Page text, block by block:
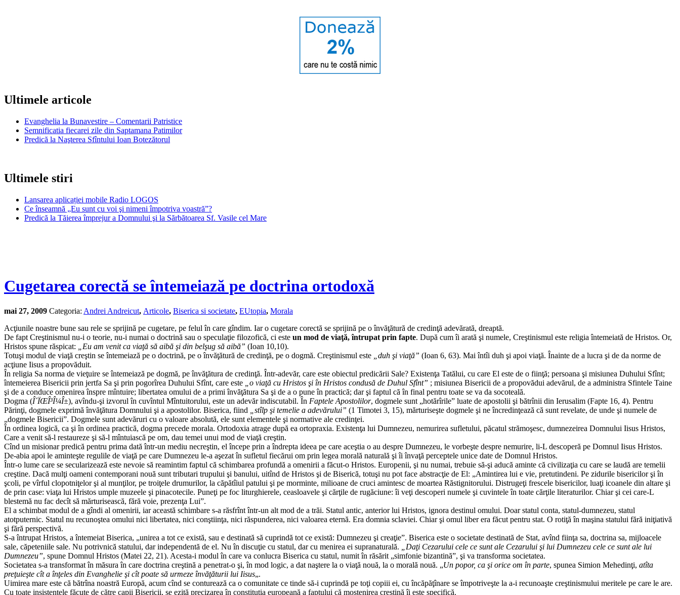
Ultimele articole
Evanghelia la Bunavestire – Comentarii Patristice
Semnificatia fiecarei zile din Saptamana Patimilor
Predică la Naşterea Sfîntului Ioan Botezătorul
Ultimele stiri
Lansarea aplicației mobile Radio LOGOS
Ce înseamnă „Eu sunt cu voi şi nimeni împotriva voastră”?
Predică la Tăierea împrejur a Domnului şi la Sărbătoarea Sf. Vasile cel Mare
Cugetarea corectă se întemeiază pe doctrina ortodoxă
mai 27, 2009 Categoria: Andrei Andreicut, Articole, Biserica si societate, EUtopia, Morala
Acţiunile noastre bune sau rele se sprijină pe cugetare, pe felul în care gîndim. Iar o cugetare corectă se sprijină pe o învăţătură de credinţă adevărată, dreaptă.
De fapt Creştinismul nu-i o teorie, nu-i numai o doctrină sau o speculaţie filozofică, ci este un mod de viaţă, întrupat prin fapte. După cum îi arată şi numele, Creştinismul este religia întemeiată de Hristos. Or,
Hristos spune răspicat:
„Eu am venit ca viaţă să aibă şi din belşug să aibă” (Ioan 10,10).
Totuşi modul de viaţă creştin se întemeiază pe o doctrină, pe o învăţătură de credinţă, pe o dogmă. Creştinismul este
„duh şi viaţă” (Ioan 6, 63). Mai întîi duh şi apoi viaţă. Înainte de a lucra şi de da norme de
acţiune Iisus a propovăduit.
În religia Sa norma de vieţuire se întemeiază pe dogmă, pe învăţătura de credinţă. Într-adevăr, care este obiectul predicării Sale? Existenţa Tatălui, cu care El este de o fiinţă; persoana şi misiunea Duhului Sfînt;
întemeierea Bisericii prin jertfa Sa şi prin pogorîrea Duhului Sfînt, care este
„o viaţă cu Hristos şi în Hristos condusă de Duhul Sfînt” ; misiunea Bisericii de a propovădui adevărul, de a administra Sfintele Taine
şi de a conduce omenirea înspre mîntuire; libertatea omului de a primi învăţătura Sa şi de a o pune în practică; dar şi faptul că în final pentru toate se va da socoteală.
Dogma (Î´ÏŒÎ³Î¼Î±), avîndu-şi izvorul în cuvîntul Mîntuitorului, este un adevăr indiscutabil. În Faptele Apostolilor, dogmele sunt „hotărîrile” luate de apostolii şi bătrînii din Ierusalim (Fapte 16, 4). Pentru
Părinţi, dogmele exprimă învăţătura Domnului şi a apostolilor. Biserica, fiind
„stîlp şi temelie a adevărului” (1 Timotei 3, 15), mărturiseşte dogmele şi ne încredinţează că sunt revelate, de unde şi numele de
„dogmele Bisericii”. Dogmele sunt adevăruri cu o valoare absolută, ele sunt elementele şi normative ale credinţei.
În ordinea logică, ca şi în ordinea practică, dogma precede morala. Ortodoxia atrage după ea ortopraxia. Existenţa lui Dumnezeu, nemurirea sufletului, păcatul strămoşesc, dumnezeirea Domnului Iisus Hristos,
Care a venit să-l restaureze şi să-l mîntuiască pe om, dau temei unui mod de viaţă creştin.
Cînd un misionar predică pentru prima dată într-un mediu necreştin, el începe prin a îndrepta ideea pe care aceştia o au despre Dumnezeu, le vorbeşte despre nemurire, li-L descoperă pe Domnul Iisus Hristos.
De-abia apoi le aminteşte regulile de viaţă pe care Dumnezeu le-a aşezat în sufletul fiecărui om prin legea morală naturală şi îi învaţă perceptele unice date de Domnul Hristos.
Într-o lume care se secularizează este nevoie să reamintim faptul că schimbarea profundă a omenirii a făcut-o Hristos. Europenii, şi nu numai, trebuie să-şi aducă aminte că civilizaţia cu care se laudă are temelii
creştine. Dacă mulţi oameni contemporani nouă sunt tributari trupului şi banului, uitînd de Hristos şi de Biserică, totuşi nu pot face abstracţie de El: „Amintirea lui e vie, pretutindeni. Pe zidurile bisericilor şi în
şcoli, pe vîrful clopotniţelor şi al munţilor, pe troiţele drumurilor, la căpătîiul patului şi pe morminte, milioane de cruci amintesc de moartea Răstignitorului. Distrugeţi frescele bisericilor, luaţi icoanele din altare şi
de prin case: viaţa lui Hristos umple muzeele şi pinacotecile. Puneţi pe foc liturghierele, ceasloavele şi cărţile de rugăciune: îi veţi descoperi numele şi cuvintele în toate cărţile literaturilor. Chiar şi cei care-L
blestemă nu fac decît să mărturisească, fără voie, prezenţa Lui”.
El a schimbat modul de a gîndi al omenirii, iar această schimbare s-a răsfrînt într-un alt mod de a trăi. Statul antic, anterior lui Hristos, ignora destinul omului. Doar statul conta, statul-dumnezeu, statul
atotputernic. Statul nu recunoştea omului nici libertatea, nici conştiinţa, nici răspunderea, nici valoarea eternă. Era domnia sclaviei. Chiar şi omul liber era făcut pentru stat. O rotiţă în maşina statului fără iniţiativă
şi fără perspectivă.
S-a întrupat Hristos, a întemeiat Biserica, „unirea a tot ce există, sau e destinată să cuprindă tot ce există: Dumnezeu şi creaţie”. Biserica este o societate destinată de Stat, avînd fiinţa sa, doctrina sa, mijloacele
sale, căpeteniile sale. Nu potrivnică statului, dar independentă de el. Nu în discuţie cu statul, dar cu menirea ei supranaturală.
„Daţi Cezarului cele ce sunt ale Cezarului şi lui Dumnezeu cele ce sunt ale lui
Dumnezeu”, spune Domnul Hristos (Matei 22, 21). Acesta-i modul în care va conlucra Biserica cu statul, numit în răsărit „simfonie bizantină”, şi va transforma societatea.
Societatea s-a transformat în măsura în care doctrina creştină a penetrat-o şi, în mod logic, a dat naştere la o viaţă nouă, la o morală nouă. „Un popor, ca şi orice om în parte, spunea Simion Mehedinţi, atîta
preţuieşte cît a înţeles din Evanghelie şi cît poate să urmeze învăţăturii lui Iisus„.
Uimirea mare este că bătrîna noastră Europă, acum cînd se conturează ca o comunitate ce tinde să-i cuprindă pe toţi copiii ei, cu încăpăţînare se împotriveşte la a-i recunoaşte creştinismului meritele pe care le are.
Cu toate insistenţele făcute de către capii Bisericii, se ezită precizarea în constituţia europeană a faptului că moştenirea creştină îi este specifică.